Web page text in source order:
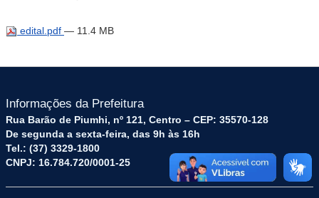
edital.pdf — 11.4 MB
Informações da Prefeitura
Rua Barão de Piumhi, nº 121, Centro – CEP: 35570-128
De segunda a sexta-feira, das 9h às 16h
Tel.: (37) 3329-1800
CNPJ: 16.784.720/0001-25